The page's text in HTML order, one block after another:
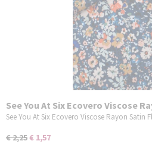
See You At Six Ecovero Viscose
Oceana Blauw
See You At Six Ecovero Viscose Rayon
€ 2,25€ 1,57